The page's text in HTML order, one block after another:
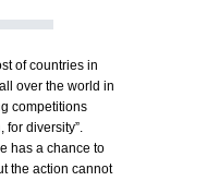
of countries in
over the world in
competitions
for diversity”.
has a chance to
the action cannot